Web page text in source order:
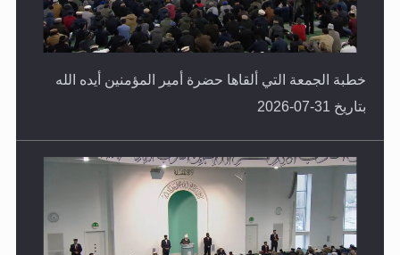
خطبة الجمعة التي ألقاها حضرة أمير المؤمنين أيده الله